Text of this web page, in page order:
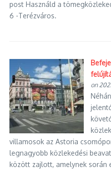
post Használd a
6 -Terézváros.
on
villamosok az Astoria
legnagyobb közlekedési
között zajlott, amelynek során